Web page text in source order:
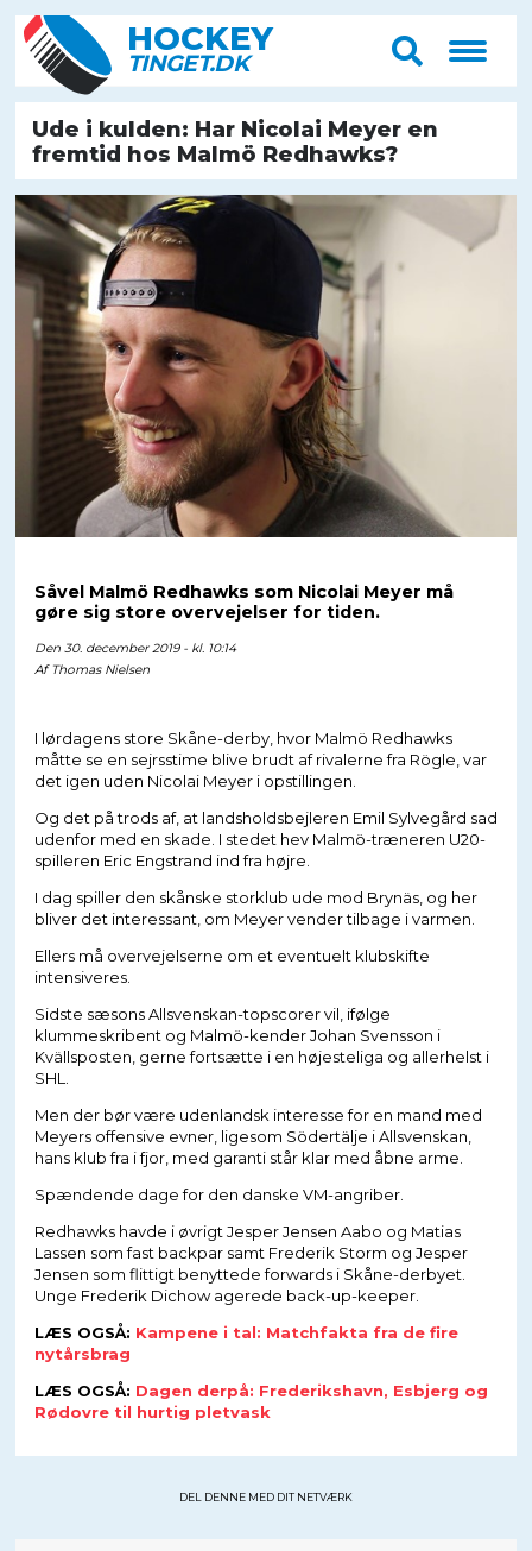
HOCKEY
TINGET.DK
Ude i kulden: Har Nicolai Meyer en
fremtid hos Malmö Redhawks?
Såvel Malmö Redhawks som Nicolai Meyer må
gøre sig store overvejelser for tiden.
Den 30. december 2019 - kl. 10:14
AfThomas Nielsen
I lørdagens store Skåne-derby, hvor Malmö Redhawks
måtte se en sejrsstime blive brudt af rivalerne fra Rögle, var
det igen uden Nicolai Meyer i opstillingen.
Og det på trods af, at landsholdsbejleren Emil Sylvegård sad
udenfor med en skade. I stedet hev Malmö-træneren U20-
spilleren Eric Engstrand ind fra højre.
I dag spiller den skånske storklub ude mod Brynäs, og her
bliver det interessant, om Meyer vender tilbage i varmen.
Ellers må overvejelserne om et eventuelt klubskifte
intensiveres.
Sidste sæsons Allsvenskan-topscorer vil, ifølge
klummeskribent og Malmö-kender Johan Svensson i
Kvällsposten, gerne fortsætte i en højesteliga og allerhelst i
SHL.
Men der bør være udenlandsk interesse for en mand med
Meyers offensive evner, ligesom Södertälje i Allsvenskan,
hans klub fra i fjor, med garanti står klar med åbne arme.
Spændende dage for den danske VM-angriber.
Redhawks havde i øvrigt Jesper Jensen Aabo og Matias
Lassen som fast backpar samt Frederik Storm og Jesper
Jensen som flittigt benyttede forwards i Skåne-derbyet.
Unge Frederik Dichow agerede back-up-keeper.
LÆS OGSÅ: Kampene i tal: Matchfakta fra de fire
nytårsbrag
LÆS OGSÅ: Dagen derpå: Frederikshavn, Esbjerg og
Rødovre til hurtig pletvask
DEL DENNE MED DIT NETVÆRK